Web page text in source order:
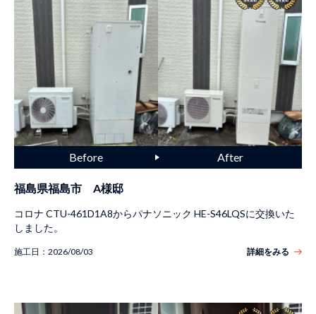
福島県福島市 A様邸
コロナ CTU-461D1A8からパナソニック HE-S46LQSに交換いた
しました。
施工日： 2026/08/03 詳細をみる